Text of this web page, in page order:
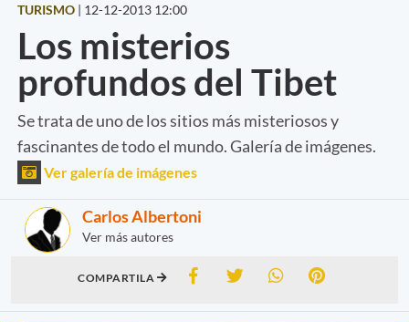
TURISMO | 12-12-2013 12:00
Los misterios
profundos del Tibet
Se trata de uno de los sitios más misteriosos y
fascinantes de todo el mundo. Galería de imágenes.
Ver galería de imágenes
Carlos Albertoni
Ver más autores
COMPARTILA